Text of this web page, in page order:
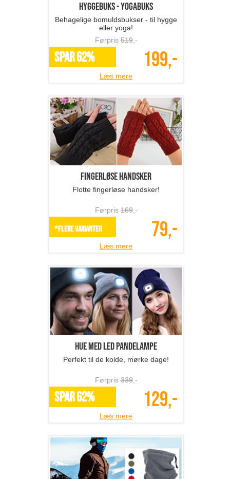
Hyggebuks - yogabuks
Behagelige bomuldsbukser - til hygge
eller yoga!
Førpris519,-
SPAR 62% 199,-
Læs mere
Fingerløse handsker
Flotte fingerløse handsker!
Førpris169,-
*Flere varianter 79,-
Læs mere
Hue med LED pandelampe
Perfekt til de kolde, mørke dage!
Førpris339,-
SPAR 62% 129,-
Læs mere